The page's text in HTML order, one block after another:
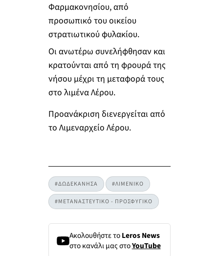
Φαρμακονησίου, από
προσωπικό του οικείου
στρατιωτικού φυλακίου.
Οι ανωτέρω συνελήφθησαν και
κρατούνται από τη φρουρά της
νήσου μέχρι τη μεταφορά τους
στο λιμένα Λέρου.
Προανάκριση διενεργείται από
το Λιμεναρχείο Λέρου.
#ΔΩΔΕΚΑΝΗΣΑ #ΛΙΜΕΝΙΚΟ
#ΜΕΤΑΝΑΣΤΕΥΤΙΚΟ - ΠΡΟΣΦΥΓΙΚΟ
Ακολουθήστε τοLeros News
στο κανάλι μας στοYouTube